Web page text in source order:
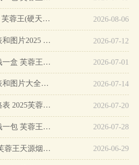
芙蓉王(硬天源)价格 芙蓉王(硬天源)图片信息大全… 2026-08-06
芙蓉王硬天源价格表和图片2025 芙蓉王硬天源多少钱一盒… 2026-07-12
芙蓉王硬天源多少钱一盒 芙蓉王硬天源价格表和图片2025… 2026-07-01
芙蓉王软天源价格表和图片大全2025… 2026-07-14
2025芙蓉王系列价格表 2025芙蓉王硬天源价格详情… 2026-07-20
芙蓉王硬天源多少钱一包 芙蓉王硬天源价格表和图片一览… 2026-07-28
芙蓉王天源多少钱 芙蓉王天源烟价格表和图片… 2026-06-29